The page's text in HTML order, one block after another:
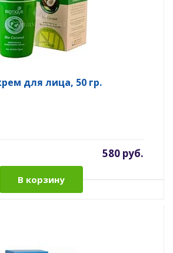
для лица, 50 гр.
580 руб.
В корзину